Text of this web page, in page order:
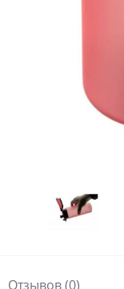
Отзывов (0)